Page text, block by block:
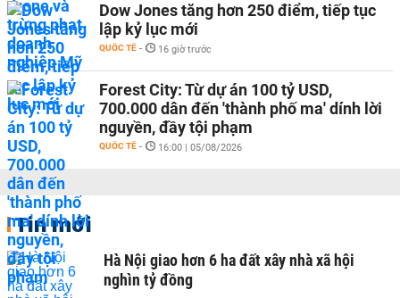
Dow Jones tăng hơn 250 điểm, tiếp tục
lập kỷ lục mới
QUỐC TẾ - 16 giờ trước
Forest City: Từ dự án 100 tỷ USD,
700.000 dân đến 'thành phố ma' dính lời
nguyền, đầy tội phạm
QUỐC TẾ - 16:00 | 05/08/2026
Tin mới
Hà Nội giao hơn 6 ha đất xây nhà xã hội
nghìn tỷ đồng